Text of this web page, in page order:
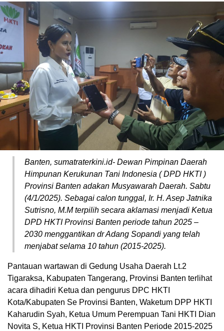
Banten, sumatraterkini.id- Dewan Pimpinan Daerah
Himpunan Kerukunan Tani Indonesia ( DPD HKTI )
Provinsi Banten adakan Musyawarah Daerah. Sabtu
(4/1/2025). Sebagai calon tunggal, Ir. H. Asep Jatnika
Sutrisno, M.M terpilih secara aklamasi menjadi Ketua
DPD HKTI Provinsi Banten periode tahun 2025 –
2030 menggantikan dr Adang Sopandi yang telah
menjabat selama 10 tahun (2015-2025).
Pantauan wartawan di Gedung Usaha Daerah Lt.2
Tigaraksa, Kabupaten Tangerang, Provinsi Banten terlihat
acara dihadiri Ketua dan pengurus DPC HKTI
Kota/Kabupaten Se Provinsi Banten, Waketum DPP HKTI
Kaharudin Syah, Ketua Umum Perempuan Tani HKTI Dian
Novita S, Ketua HKTI Provinsi Banten Periode 2015-2025